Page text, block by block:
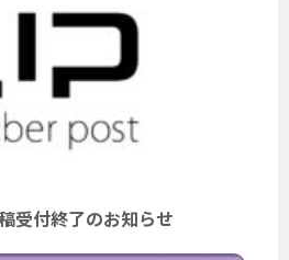
受付終了のお知らせ